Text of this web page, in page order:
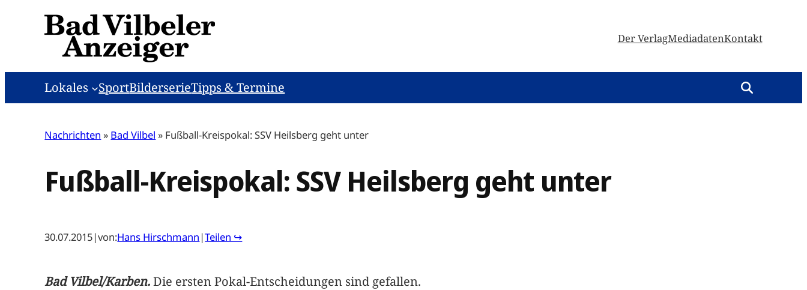
Der VerlagMediadatenKontakt
Lokales SportBilderserieTipps & Termine
Nachrichten » Bad Vilbel » Fußball-Kreispokal: SSV Heilsberg geht unter
Fußball-Kreispokal: SSV Heilsberg geht unter
30.07.2015|von:Hans Hirschmann |Teilen ↪
Bad Vilbel/Karben.Die ersten Pokal-Entscheidungen sind gefallen.